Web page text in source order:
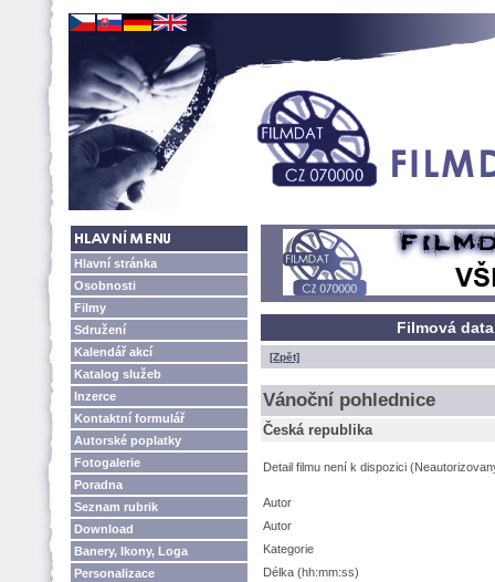
Hlavní stránka
Osobnosti
Filmy
Sdružení
Kalendář akcí
Katalog služeb
Inzerce
Kontaktní formulář
Autorské poplatky
Fotogalerie
Poradna
Seznam rubrik
Download
Banery, Ikony, Loga
Personalizace
Filmová
[Zpět]
Vánoční pohlednice
Česká republika
Detail filmu není k dispozici
Autor
Autor
Kategorie
Délka (hh:mm:ss)